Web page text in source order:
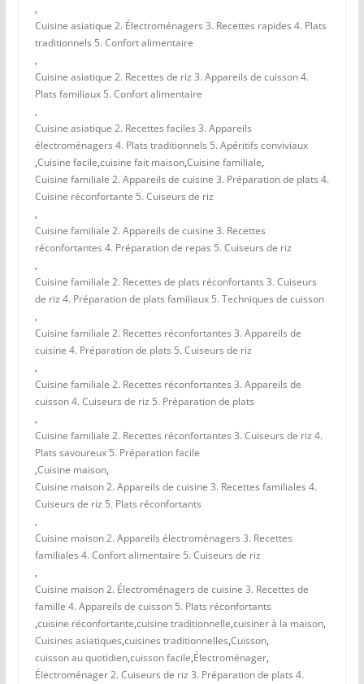
,
Cuisine asiatique 2. Électroménagers 3. Recettes rapides 4. Plats
traditionnels 5. Confort alimentaire
,
Cuisine asiatique 2. Recettes de riz 3. Appareils de cuisson 4.
Plats familiaux 5. Confort alimentaire
,
Cuisine asiatique 2. Recettes faciles 3. Appareils
électroménagers 4. Plats traditionnels 5. Apéritifs conviviaux
,Cuisine facile,cuisine fait maison,Cuisine familiale,
Cuisine familiale 2. Appareils de cuisine 3. Préparation de plats 4.
Cuisine réconfortante 5. Cuiseurs de riz
,
Cuisine familiale 2. Appareils de cuisine 3. Recettes
réconfortantes 4. Préparation de repas 5. Cuiseurs de riz
,
Cuisine familiale 2. Recettes de plats réconfortants 3. Cuiseurs
de riz 4. Préparation de plats familiaux 5. Techniques de cuisson
,
Cuisine familiale 2. Recettes réconfortantes 3. Appareils de
cuisine 4. Préparation de plats 5. Cuiseurs de riz
,
Cuisine familiale 2. Recettes réconfortantes 3. Appareils de
cuisson 4. Cuiseurs de riz 5. Préparation de plats
,
Cuisine familiale 2. Recettes réconfortantes 3. Cuiseurs de riz 4.
Plats savoureux 5. Préparation facile
,Cuisine maison,
Cuisine maison 2. Appareils de cuisine 3. Recettes familiales 4.
Cuiseurs de riz 5. Plats réconfortants
,
Cuisine maison 2. Appareils électroménagers 3. Recettes
familiales 4. Confort alimentaire 5. Cuiseurs de riz
,
Cuisine maison 2. Électroménagers de cuisine 3. Recettes de
famille 4. Appareils de cuisson 5. Plats réconfortants
,cuisine réconfortante,cuisine traditionnelle,cuisiner à la maison,
Cuisines asiatiques,cuisines traditionnelles,Cuisson,
cuisson au quotidien,cuisson facile,Électroménager,
Électroménager 2. Cuiseurs de riz 3. Préparation de plats 4.